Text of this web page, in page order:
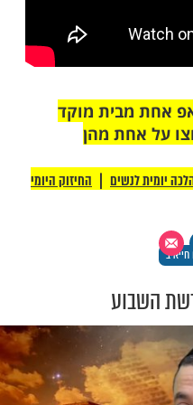
מבית מוקד
4! לחצו על אחת מהן